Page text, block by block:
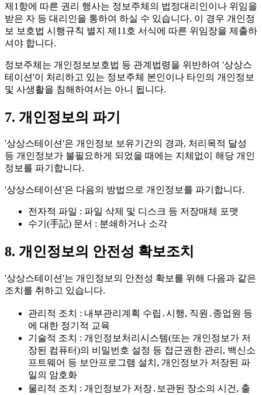
제1항에 따른 권리 행사는 정보주체의 법정대리인이나 위임을
받은 자 등 대리인을 통하여 하실 수 있습니다. 이 경우 개인정
보 보호법 시행규칙 별지 제11호 서식에 따른 위임장을 제출하
셔야 합니다.
정보주체는 개인정보보호법 등 관계법령을 위반하여 '상상스
테이션'이 처리하고 있는 정보주체 본인이나 타인의 개인정보
및 사생활을 침해하여서는 아니 됩니다.
7. 개인정보의 파기
'상상스테이션'은 개인정보 보유기간의 경과, 처리목적 달성
등 개인정보가 불필요하게 되었을 때에는 지체없이 해당 개인
정보를 파기합니다.
'상상스테이션'은 다음의 방법으로 개인정보를 파기합니다.
전자적 파일 : 파일 삭제 및 디스크 등 저장매체 포맷
수기(手記) 문서 : 분쇄하거나 소각
8. 개인정보의 안전성 확보조치
'상상스테이션'는 개인정보의 안전성 확보를 위해 다음과 같은
조치를 취하고 있습니다.
관리적 조치
: 내부관리계획 수립․시행, 직원․종업원 등
에 대한 정기적 교육
기술적 조치
: 개인정보처리시스템(또는 개인정보가 저
장된 컴퓨터)의 비밀번호 설정 등 접근권한 관리, 백신소
프트웨어 등 보안프로그램 설치, 개인정보가 저장된 파
일의 암호화
물리적 조치
: 개인정보가 저장․보관된 장소의 시건, 출